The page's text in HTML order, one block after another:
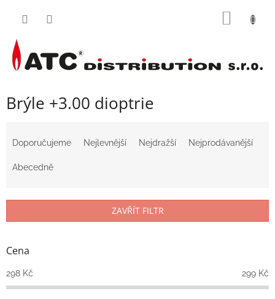
Brýle +3.00 dioptrie
í
r
d
k
t
Doporučujeme Nejlevnější Nejdražší Nejprodávanější
Abecedně
ZAVŘÍT FILTR
Cena
298 Kč 299 Kč